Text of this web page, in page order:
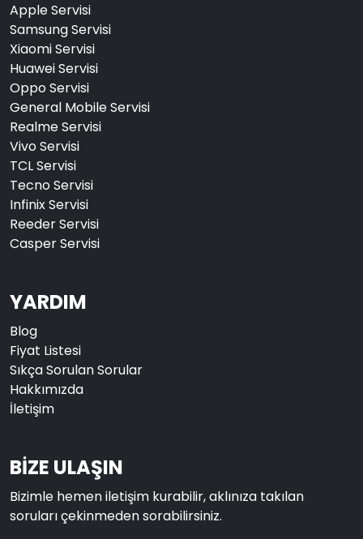
Apple Servisi
Samsung Servisi
Xiaomi Servisi
Huawei Servisi
Oppo Servisi
General Mobile Servisi
Realme Servisi
Vivo Servisi
TCL Servisi
Tecno Servisi
Infinix Servisi
Reeder Servisi
Casper Servisi
YARDIM
Blog
Fiyat Listesi
Sıkça Sorulan Sorular
Hakkımızda
İletişim
BİZE ULAŞIN
Bizimle hemen iletişim kurabilir, aklınıza takılan
soruları çekinmeden sorabilirsiniz.